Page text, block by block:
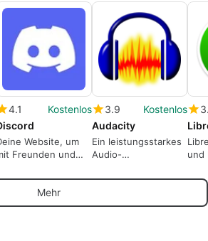
4.1
Kostenlos
Website, um
Freunden und
3.9
Kostenlos
Audacity
Ein leistungsstarkes
Audio-
und
Mehr